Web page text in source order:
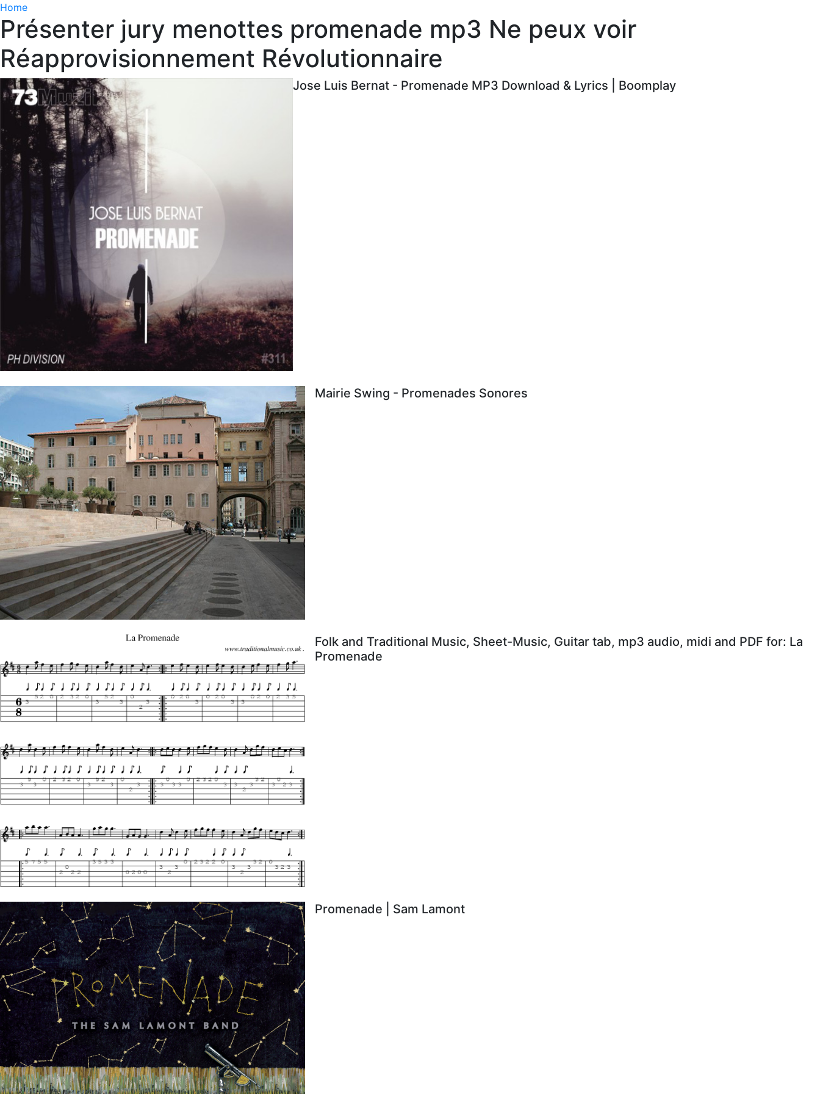
Home
Présenter jury menottes promenade mp3 Ne peux voir
Réapprovisionnement Révolutionnaire
Jose Luis Bernat - Promenade MP3 Download & Lyrics | Boomplay
Mairie Swing - Promenades Sonores
Folk and Traditional Music, Sheet-Music, Guitar tab, mp3 audio, midi and PDF for: La
Promenade
Promenade | Sam Lamont